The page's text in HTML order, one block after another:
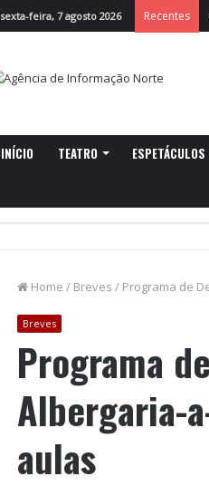
sexta-feira, 7 agosto 2026 Recentes
INÍCIO TEATRO ESPETÁCULOS
Home / Breves / Programa de
Breves
Programa
Albergaria-
aulas